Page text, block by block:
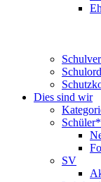
Dies sind wir
SV